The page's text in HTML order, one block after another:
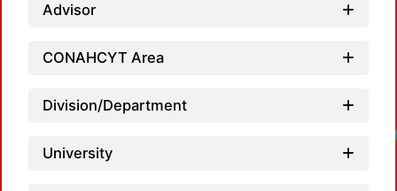
Advisor
CONAHCYT Area
Division/Department
University